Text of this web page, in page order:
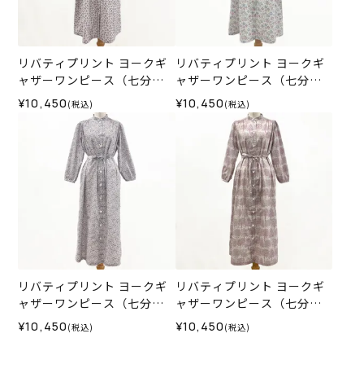
リバティプリント ヨークギ
ャザーワンピース（七分
袖）＜Mサイズ＞35I
¥10,450 (税込)
リバティプリント ヨークギ
ャザーワンピース（七分
袖）＜Mサイズ＞35E
¥10,450 (税込)
リバティプリント ヨークギ
ャザーワンピース（七分
袖）＜Mサイズ＞35L
¥10,450 (税込)
リバティプリント ヨークギ
ャザーワンピース（七分
袖）＜LLサイズ＞35K
¥10,450 (税込)